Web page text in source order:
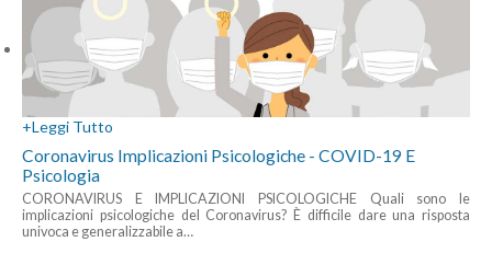
+Leggi Tutto
Coronavirus Implicazioni Psicologiche - COVID-19 E
Psicologia
CORONAVIRUS E IMPLICAZIONI PSICOLOGICHE Quali sono le
implicazioni psicologiche del Coronavirus? È difficile dare una risposta
univoca e generalizzabile a…